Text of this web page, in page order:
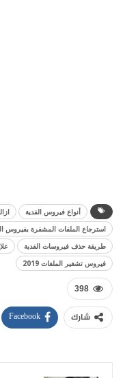
أنواع فيروس الفدية
استرجاع الملفات المشفرة بفيروس
طريقة حذف فيروسات الفدية
فيروس تشفير الملفات 2019
398
شارك Facebook